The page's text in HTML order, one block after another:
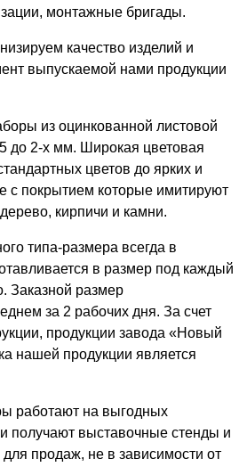
монтажные бригады.
качество изделий и
выпускаемой нами продукции
из оцинкованной листовой
до 2-х мм. Широкая цветовая
цветов до ярких и
с покрытием которые имитируют
кирпичи и камни.
типа-размера всегда в
в размер под каждый
Заказной размер
за 2 рабочих дня. За счет
продукции завода «Новый
нашей продукции является
работают на выгодных
получают выставочные стенды и
продаж, не в зависимости от